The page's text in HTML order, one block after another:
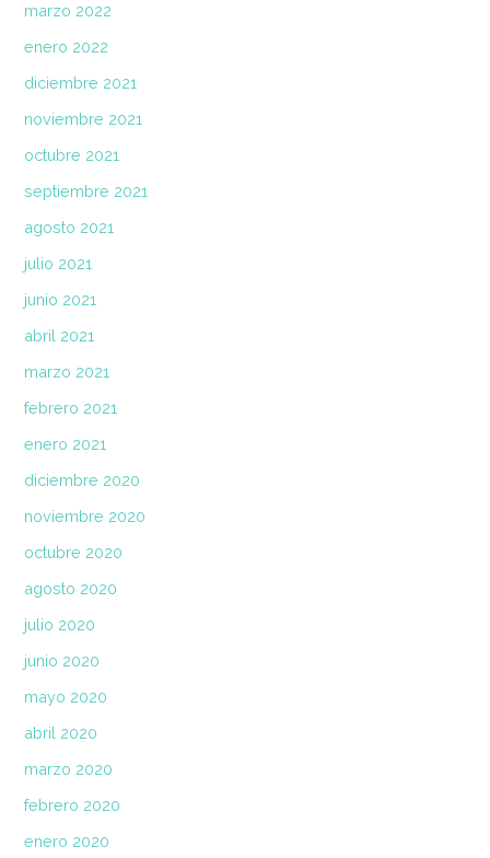
marzo 2022
enero 2022
diciembre 2021
noviembre 2021
octubre 2021
septiembre 2021
agosto 2021
julio 2021
junio 2021
abril 2021
marzo 2021
febrero 2021
enero 2021
diciembre 2020
noviembre 2020
octubre 2020
agosto 2020
julio 2020
junio 2020
mayo 2020
abril 2020
marzo 2020
febrero 2020
enero 2020